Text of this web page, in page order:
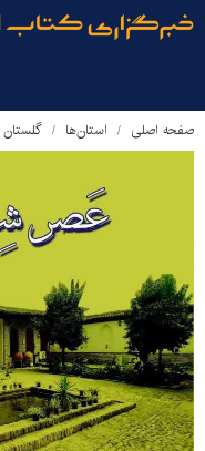
صفحه اصلی استان‌ها گلستان